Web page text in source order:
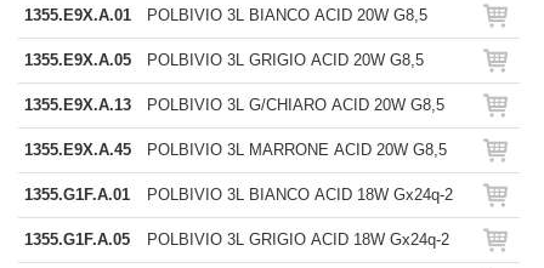
1355.E9X.A.01 POLBIVIO 3L BIANCO ACID 20W G8,5
1355.E9X.A.05 POLBIVIO 3L GRIGIO ACID 20W G8,5
1355.E9X.A.13 POLBIVIO 3L G/CHIARO ACID 20W G8,5
1355.E9X.A.45 POLBIVIO 3L MARRONE ACID 20W G8,5
1355.G1F.A.01 POLBIVIO 3L BIANCO ACID 18W Gx24q-2
1355.G1F.A.05 POLBIVIO 3L GRIGIO ACID 18W Gx24q-2